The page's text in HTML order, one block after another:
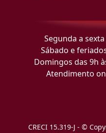
Segunda a
Sábado e
Domingos das 9h
Atendimento
CRECI 15.319-J - ©